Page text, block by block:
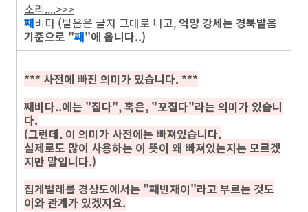
소리....>>>
째비다 (발음은 글자 그대로 나고, 억양 강세는 경북발음
기준으로 "째"에 옵니다..)
*** 사전에 빠진 의미가 있습니다. ***
째비다..에는 "집다", 혹은, "꼬집다"라는 의미가 있습니
다.
(그런데, 이 의미가 사전에는 빠져있습니다.
실제로도 많이 사용하는 이 뜻이 왜 빠져있는지는 모르겠
지만 말입니다.)
집게벌레를 경상도에서는 "째빈재이"라고 부르는 것도
이와 관계가 있겠지요.